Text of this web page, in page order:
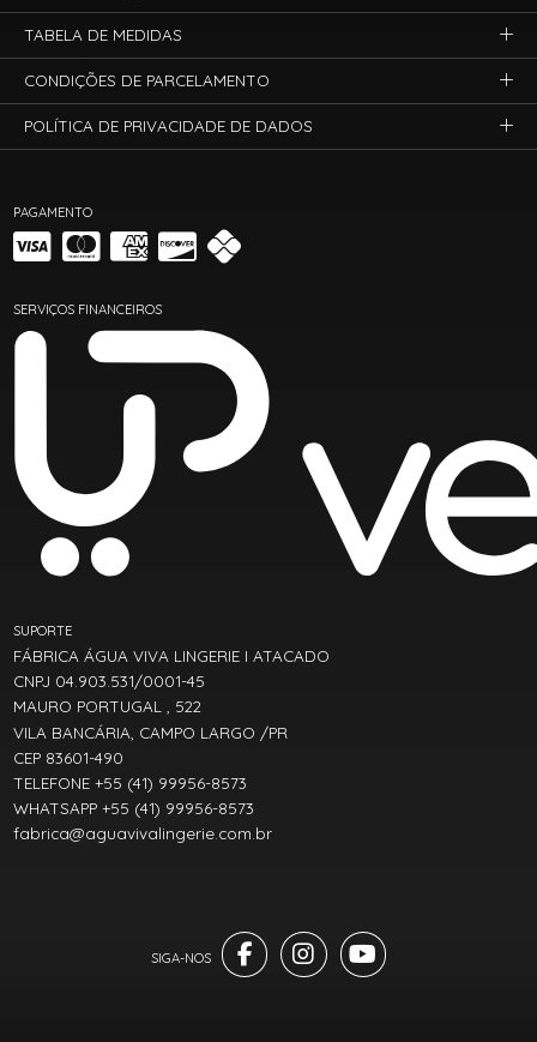
PAGAMENTO
SERVIÇOS FINANCEIROS
SUPORTE
FÁBRICA ÁGUA VIVA LINGERIE I ATACADO
CNPJ 04.903.531/0001-45
MAURO PORTUGAL , 522
VILA BANCÁRIA, CAMPO LARGO /PR
CEP 83601-490
TELEFONE +55 (41) 99956-8573
WHATSAPP +55 (41) 99956-8573
fabrica@aguavivalingerie.com.br
TABELA DE MEDIDAS
CONDIÇÕES DE PARCELAMENTO
POLÍTICA DE PRIVACIDADE DE DADOS